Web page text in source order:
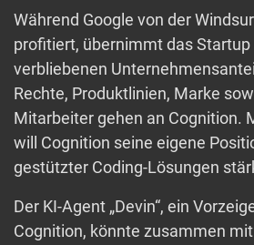
Während Google von der
profitiert, übernimmt das Startup
verbliebenen
Rechte, Produktlinien, Marke
Mitarbeiter gehen an Cognition.
will Cognition seine eigene
gestützter Coding-Lösungen
Der KI-Agent „Devin“, ein
Cognition, könnte zusammen